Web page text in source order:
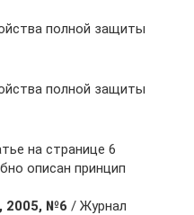
полной защиты
полной защиты
на странице 6
описан принцип
2005, №6 / Журнал